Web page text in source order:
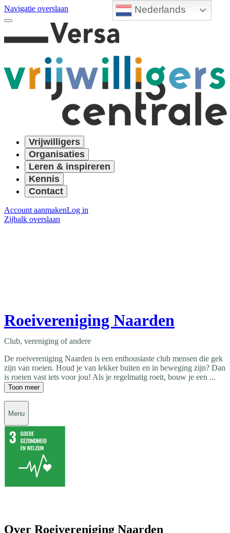
Nederlands
Navigatie overslaan
Vrijwilligers
Organisaties
Leren & inspireren
Kennis
Contact
Account aanmakenLog in
Zijbalk overslaan
Roeivereniging Naarden
Club, vereniging of andere
De roeivereniging Naarden is een enthousiaste club mensen die gek
zijn van roeien. Houd je van lekker buiten en in beweging zijn? Dan
is roeien vast iets voor jou! Als je regelmatig roeit, bouw je een ...
Toon meer
Menu
Over Roeivereniging Naarden